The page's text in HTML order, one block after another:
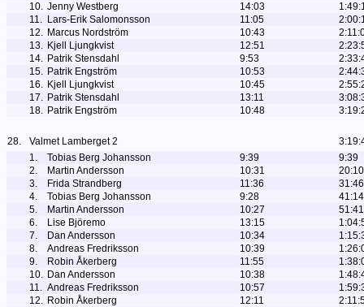
10. Jenny Westberg 14:03
11. Lars-Erik Salomonsson 11:05
12. Marcus Nordström 10:43
13. Kjell Ljungkvist 12:51
14. Patrik Stensdahl 9:53
15. Patrik Engström 10:53
16. Kjell Ljungkvist 10:45
17. Patrik Stensdahl 13:11
18. Patrik Engström 10:48
28. Valmet Lamberget 2
1.
Tobias Berg Johansson 9:39
9:39
2.
Martin Andersson 10:31
20:10
3.
Frida Strandberg 11:36
31:46
4.
Tobias Berg Johansson 9:28
41:14
5.
Martin Andersson 10:27
51:41
6.
Lise Björemo 13:15
7.
Dan Andersson 10:34
8.
Andreas Fredriksson 10:39
9.
Robin Åkerberg 11:55
10. Dan Andersson 10:38
11. Andreas Fredriksson 10:57
12. Robin Åkerberg 12:11